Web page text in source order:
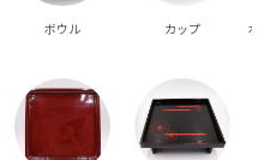
ボウル カップ ポッ